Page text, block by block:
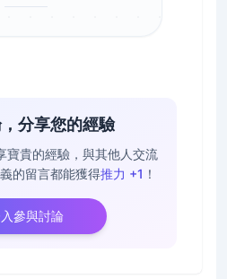
分享您的經驗
寶貴的經驗，與其他人交流
的留言都能獲得推力 +1 ！
參與討論